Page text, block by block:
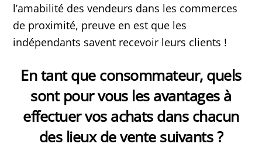
l’amabilité des vendeurs dans les commerces
de proximité, preuve en est que les
indépendants savent recevoir leurs clients !
En tant que consommateur, quels
sont pour vous les avantages à
effectuer vos achats dans chacun
des lieux de vente suivants ?